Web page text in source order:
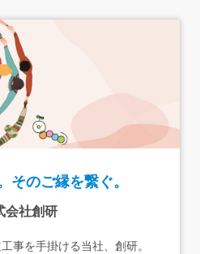
そのご縁を繋ぐ。
会社創研
事を手掛ける当社、創研。